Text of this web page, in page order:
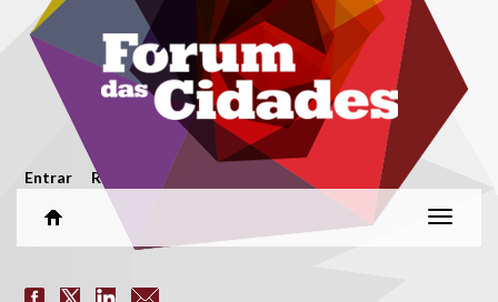
Passar para o conteúdo principal
Menu secundário
Entrar Registar
Alterar